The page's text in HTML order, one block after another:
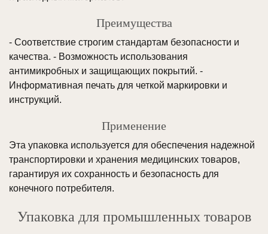
Преимущества
- Соответствие строгим стандартам безопасности и
качества. - Возможность использования
антимикробных и защищающих покрытий. -
Информативная печать для четкой маркировки и
инструкций.
Применение
Эта упаковка используется для обеспечения надежной
транспортировки и хранения медицинских товаров,
гарантируя их сохранность и безопасность для
конечного потребителя.
Упаковка для промышленных товаров